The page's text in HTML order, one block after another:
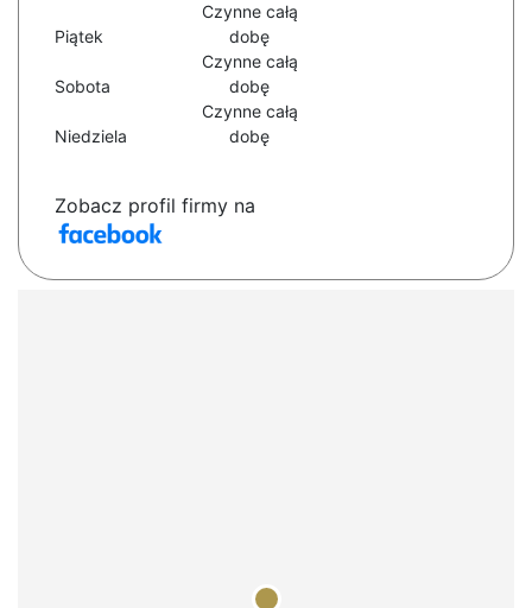
Piątek
Czynne całą
dobę
Sobota
Czynne całą
dobę
Niedziela
Czynne całą
dobę
Zobacz profil firmy na